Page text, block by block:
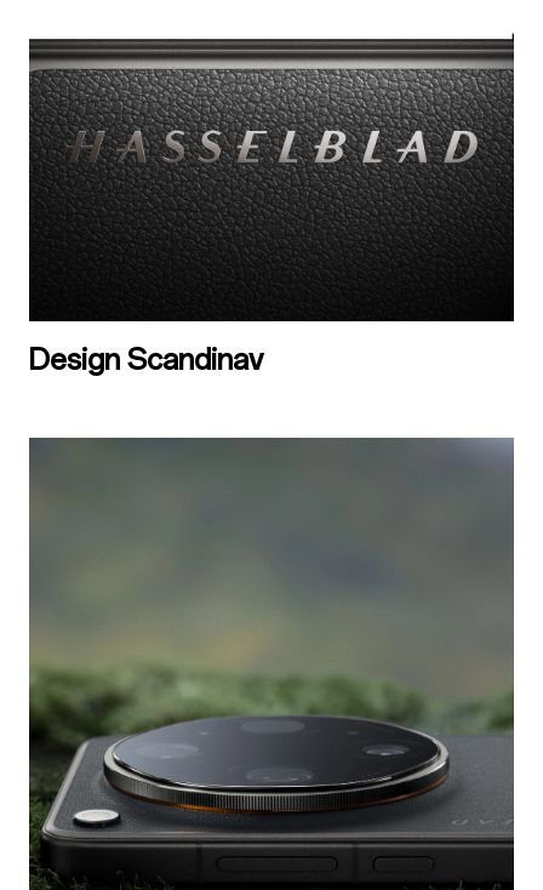
Design Scandinav